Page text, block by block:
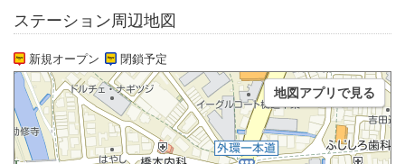
ステーション周辺地図
新規オープン 閉鎖予定
地図アプリで見る